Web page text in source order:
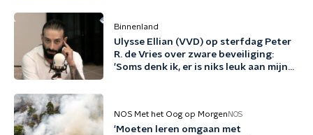
Binnenland
Ulysse Ellian (VVD) op sterfdag Peter
R. de Vries over zware beveiliging:
'Soms denk ik, er is niks leuk aan mijn
NOS Met het Oog op Morgen NOS
'Moeten leren omgaan met